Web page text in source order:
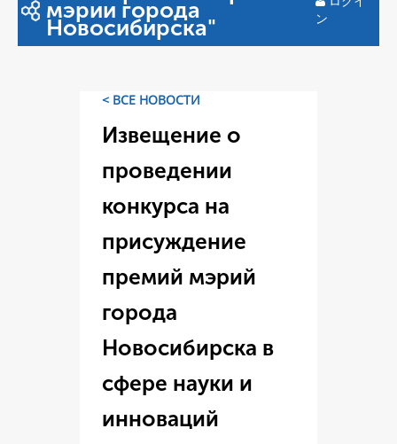
мэрии города
Новосибирска"
ン
< ВСЕ НОВОСТИ
Извещение о
проведении
конкурса на
присуждение
премий мэрий
города
Новосибирска в
сфере науки и
инноваций